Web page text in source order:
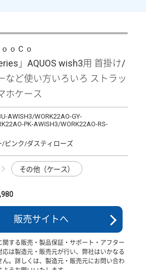
ｏＣｏ
」AQUOS wish3用 首掛け/
など使い方いろいろ ストラッ
ホケース
AWISH3/WORK22AO-GY-
PK-AWISH3/WORK22AO-RS-
/ピンク/ダスティローズ
その他（ケース）
販売サイトへ
関する販売・製品保証・サポート・アフター
応は製造元・販売元が行い、弊社はいかなる
ん。詳しくは、製造元・販売元にお問い合わ